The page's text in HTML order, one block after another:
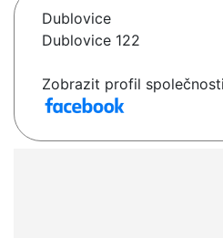
Dublovice
Dublovice 122
Zobrazit profil